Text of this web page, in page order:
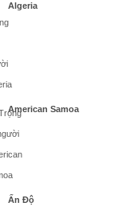
Algeria
American Samoa
Ấn Độ